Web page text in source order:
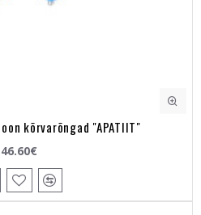
kõrvarõngad "APATIIT"
46.60€